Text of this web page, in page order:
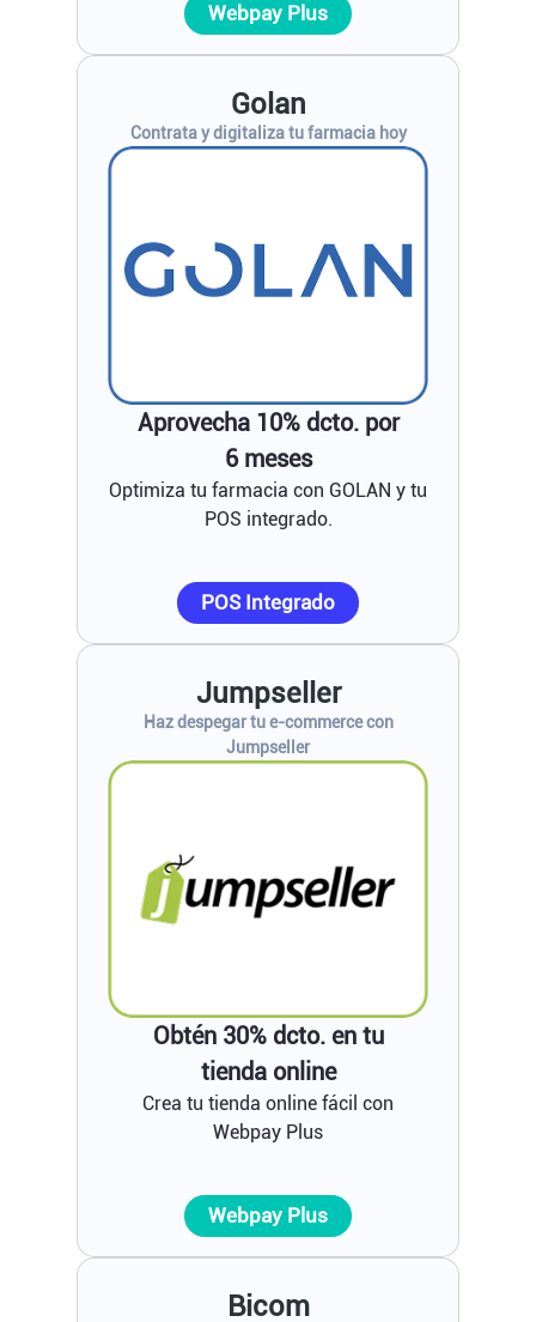
Webpay Plus
Golan
Contrata y digitaliza tu farmacia hoy
Aprovecha 10% dcto. por
6 meses
Optimiza tu farmacia con GOLAN y tu
POS integrado.
POS Integrado
Jumpseller
Haz despegar tu e-commerce con
Jumpseller
Obtén 30% dcto. en tu
tienda online
Crea tu tienda online fácil con
Webpay Plus
Webpay Plus
Bicom